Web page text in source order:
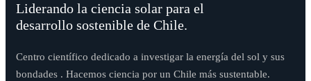
Liderando la ciencia solar para el
desarrollo sostenible de Chile.
Centro científico dedicado a investigar la energía del sol y sus
bondades . Hacemos ciencia por un Chile más sustentable.